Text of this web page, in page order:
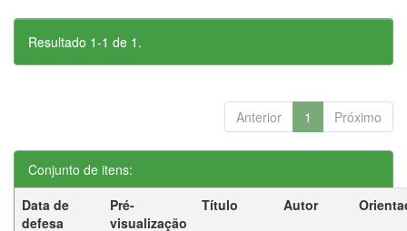
Resultado 1-1 de 1.
Anterior 1 Próximo
Conjunto de itens:
Data de
defesa
Pré-
visualização
Título Autor